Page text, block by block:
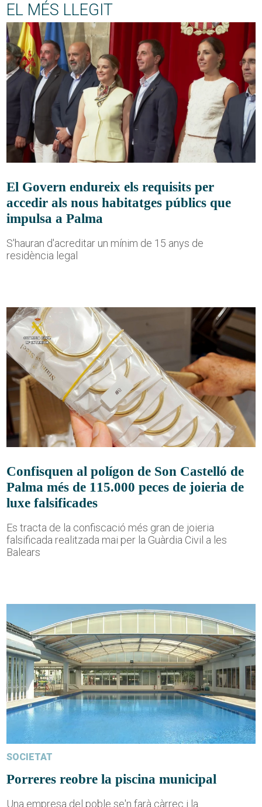
EL MÉS LLEGIT
El Govern endureix els requisits per
accedir als nous habitatges públics que
impulsa a Palma
S'hauran d'acreditar un mínim de 15 anys de
residència legal
Confisquen al polígon de Son Castelló de
Palma més de 115.000 peces de joieria de
luxe falsificades
Es tracta de la confiscació més gran de joieria
falsificada realitzada mai per la Guàrdia Civil a les
Balears
SOCIETAT
Porreres reobre la piscina municipal
Una empresa del poble se'n farà càrrec i la